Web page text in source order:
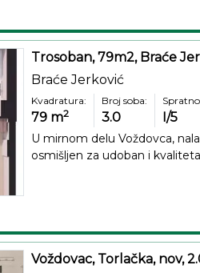
Trosoban, 79m2, Braće
Braće Jerković
Kvadratura:
79 m2
Broj soba:
3.0 I/5
U mirnom delu Voždovca,
osmišljen za udoban i
Voždovac, Torlačka, nov,